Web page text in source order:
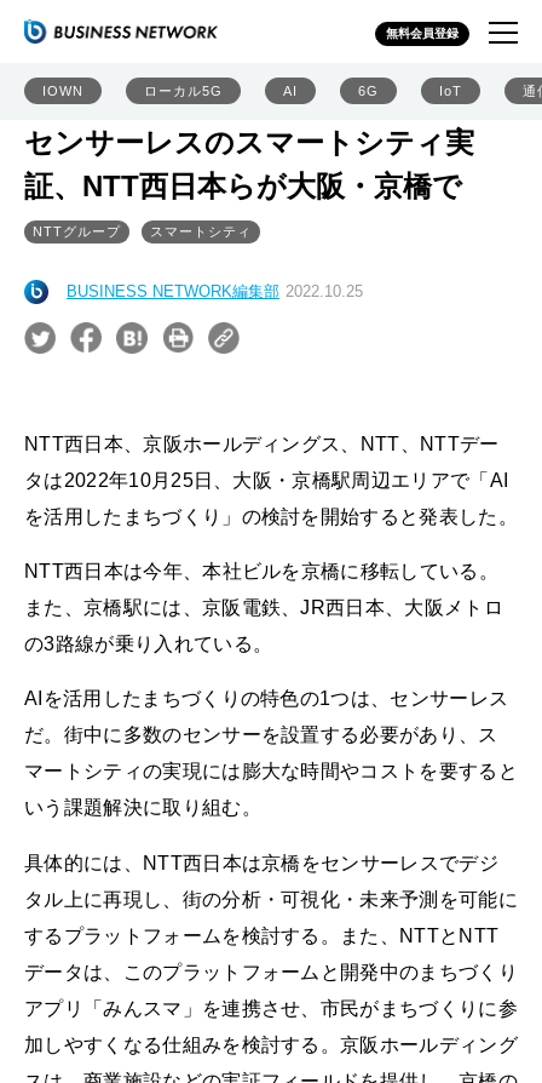
無料会員登録
IOWN ローカル5G AI 6G IoT 通
センサーレスのスマートシティ実
証、NTT西日本らが大阪・京橋で
NTTグループ スマートシティ
BUSINESS NETWORK編集部 2022.10.25
NTT西日本、京阪ホールディングス、NTT、NTTデー
タは2022年10月25日、大阪・京橋駅周辺エリアで「AI
を活用したまちづくり」の検討を開始すると発表した。
NTT西日本は今年、本社ビルを京橋に移転している。
また、京橋駅には、京阪電鉄、JR西日本、大阪メトロ
の3路線が乗り入れている。
AIを活用したまちづくりの特色の1つは、センサーレス
だ。街中に多数のセンサーを設置する必要があり、ス
マートシティの実現には膨大な時間やコストを要すると
いう課題解決に取り組む。
具体的には、NTT西日本は京橋をセンサーレスでデジ
タル上に再現し、街の分析・可視化・未来予測を可能に
するプラットフォームを検討する。また、NTTとNTT
データは、このプラットフォームと開発中のまちづくり
アプリ「みんスマ」を連携させ、市民がまちづくりに参
加しやすくなる仕組みを検討する。京阪ホールディング